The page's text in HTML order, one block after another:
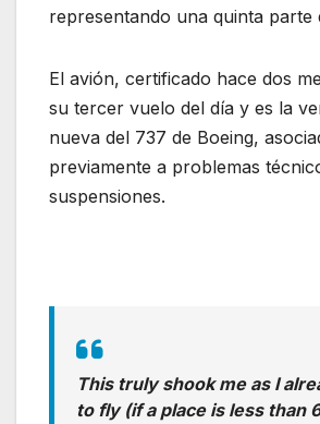
representando una quinta parte
El avión, certificado hace dos
su tercer vuelo del día y es la
nueva del 737 de Boeing,
previamente a problemas
suspensiones.
This truly shook me as I
to fly (if a place is less than